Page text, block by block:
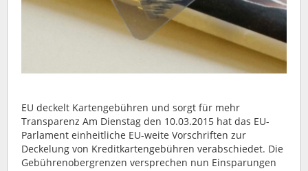
EU deckelt Kartengebühren und sorgt für mehr
Transparenz Am Dienstag den 10.03.2015 hat das EU-
Parlament einheitliche EU-weite Vorschriften zur
Deckelung von Kreditkartengebühren verabschiedet. Die
Gebührenobergrenzen versprechen nun Einsparungen